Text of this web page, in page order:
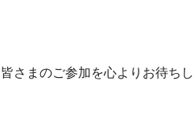
皆さまのご参加を心よりお待ち